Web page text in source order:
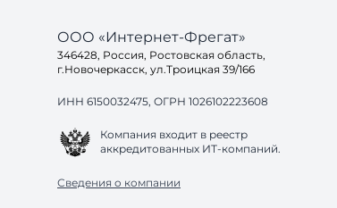
ООО «Интернет-Фрегат»
346428, Россия, Ростовская область,
г.Новочеркасск, ул.Троицкая 39/166
ИНН 6150032475, ОГРН 1026102223608
Компания входит в реестр
аккредитованных ИТ-компаний.
Сведения о компании